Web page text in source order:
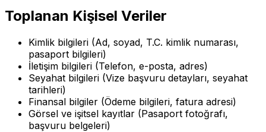
Toplanan Kişisel Veriler
Kimlik bilgileri (Ad, soyad, T.C. kimlik numarası,
pasaport bilgileri)
İletişim bilgileri (Telefon, e-posta, adres)
Seyahat bilgileri (Vize başvuru detayları, seyahat
tarihleri)
Finansal bilgiler (Ödeme bilgileri, fatura adresi)
Görsel ve işitsel kayıtlar (Pasaport fotoğrafı,
başvuru belgeleri)